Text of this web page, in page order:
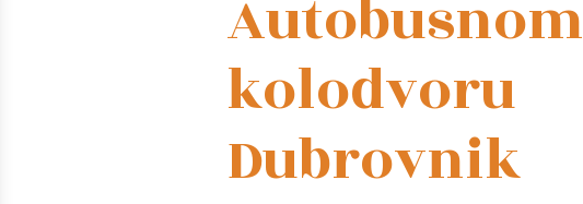
Autobusnom
kolodvoru
Dubrovnik